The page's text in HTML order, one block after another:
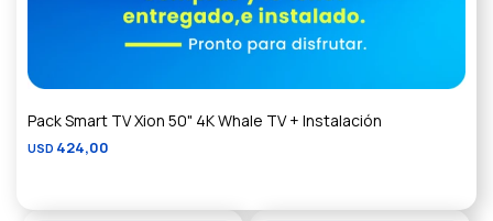
Pack Smart TV Xion 50" 4K Whale TV + Instalación
USD 424,00